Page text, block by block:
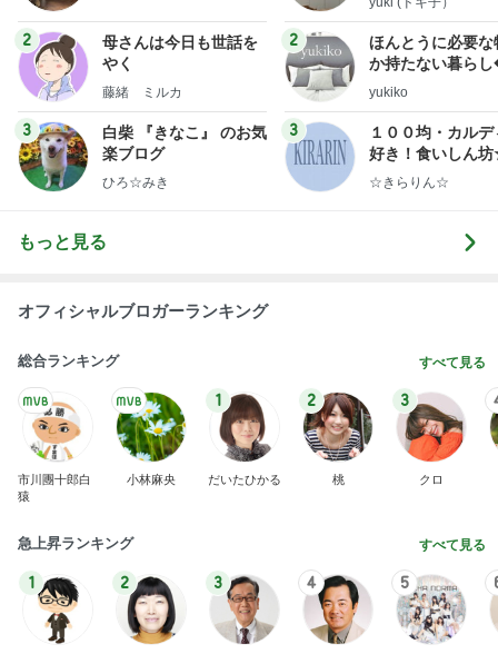
2
母さんは今日も世話を
やく
藤緒 ミルカ
3
白柴 『きなこ』 のお気
楽ブログ
ひろ☆みき
2
ほんとうに必要な
か持たない暮ら
ep Life Simple◆
yukiko
3
１００均・カルデ
好き！食いしん
らりん☆のブログ
☆きらりん☆
もっと見る
オフィシャルブロガーランキング
総合ランキング すべて見る
市川團十郎白
猿
小林麻央
1
だいたひかる
2
桃
3
クロ
急上昇ランキング すべて見る
1 2 3 4 5